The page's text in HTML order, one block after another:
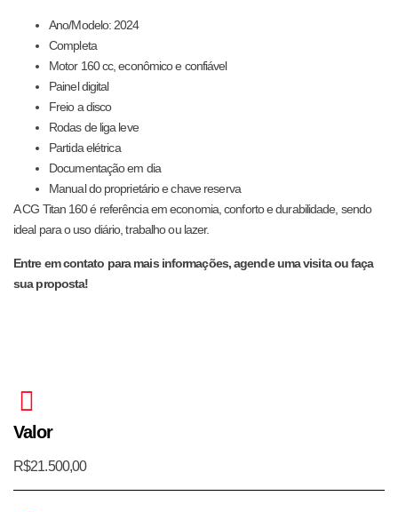
Ano/Modelo: 2024
Completa
Motor 160 cc, econômico e confiável
Painel digital
Freio a disco
Rodas de liga leve
Partida elétrica
Documentação em dia
Manual do proprietário e chave reserva
A CG Titan 160 é referência em economia, conforto e durabilidade, sendo
ideal para o uso diário, trabalho ou lazer.
Entre em contato para mais informações, agende uma visita ou faça
sua proposta!
Valor
R$21.500,00